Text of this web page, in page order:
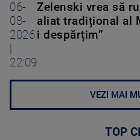
06-
08-
2026
22:09
Zelenski vrea să
aliat tradițional al
i despărțim”
VEZI MAI
TOP